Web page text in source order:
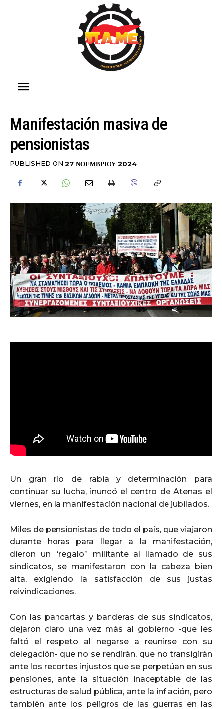
Manifestación masiva de
pensionistas
PUBLISHED ON 27 ΝΟΕΜΒΡΊΟΥ 2024
Un gran río de rabia y determinación para
continuar su lucha, inundó el centro de Atenas el
viernes, en la manifestación nacional de jubilados.
Miles de pensionistas de todo el país, que viajaron
durante horas para llegar a la manifestación,
dieron un “regalo” militante al llamado de sus
sindicatos, se manifestaron con la cabeza bien
alta, exigiendo la satisfacción de sus justas
reivindicaciones.
Con las pancartas y banderas de sus sindicatos,
dejaron claro una vez más al gobierno -que les
faltó el respeto al negarse a reunirse con su
delegación- que no se rendirán, que no transigirán
ante los recortes injustos que se perpetúan en sus
pensiones, ante la situación inaceptable de las
estructuras de salud pública, ante la inflación, pero
también ante los peligros de las guerras en las